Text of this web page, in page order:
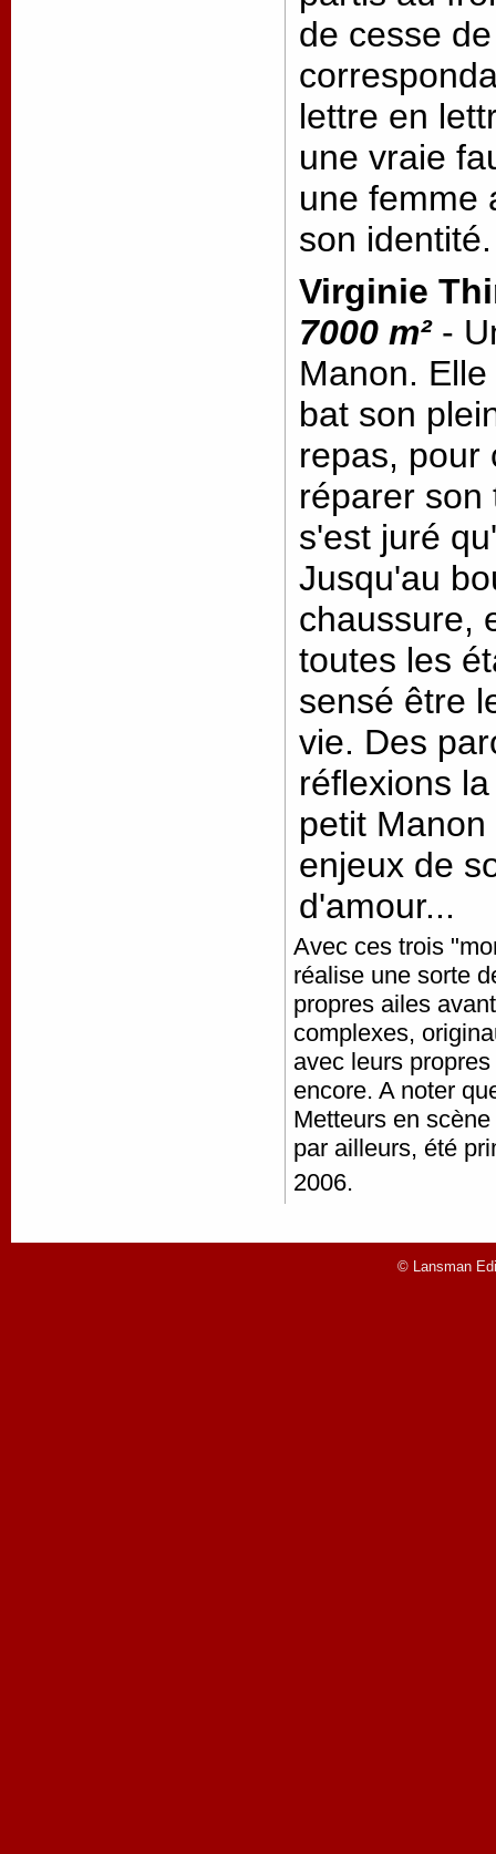
de cesse
lettre en
une vraie
une femme
son
Virginie
7000 m²-
Manon.
bat son
repas, pour
réparer son
s'est juré
Jusqu'au
chaussure,
toutes les
sensé être
vie. Des
réflexions
petit
enjeux de
d'amour...
Avec ces trois
réalise une sorte
propres ailes
complexes,
avec leurs
encore. A noter
Metteurs en
par ailleurs, été
2006.
© Lansman